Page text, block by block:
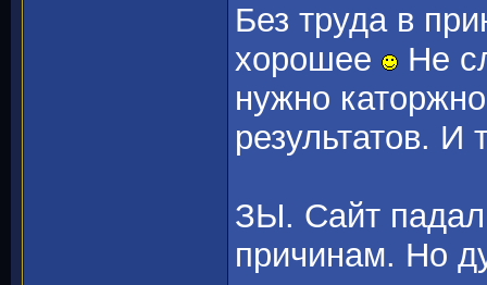
Без труда в
хорошее
Не
нужно
результатов. И
ЗЫ. Сайт
причинам. Но